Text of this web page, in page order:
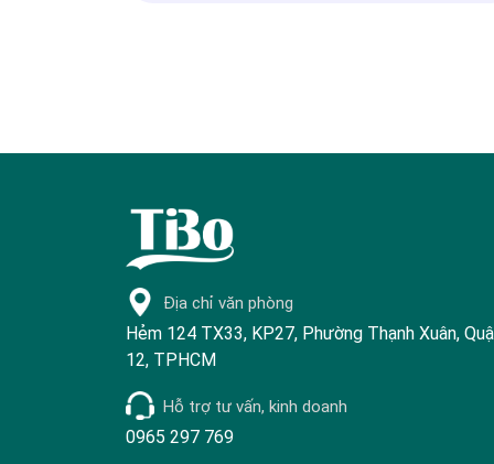
Địa chỉ văn phòng
Hẻm 124 TX33, KP27, Phường Thạnh Xuân,
12, TPHCM
Hỗ trợ tư vấn, kinh doanh
0965 297 769